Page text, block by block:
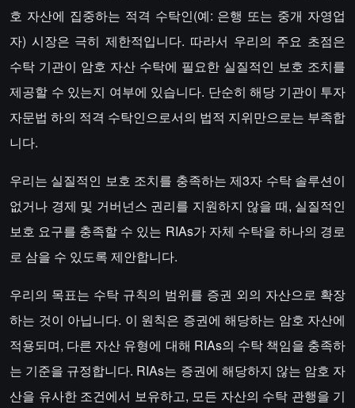
호 자산에 집중하는 적격 수탁인(예: 은행 또는 중개 자영업
자) 시장은 극히 제한적입니다. 따라서 우리의 주요 초점은
수탁 기관이 암호 자산 수탁에 필요한 실질적인 보호 조치를
제공할 수 있는지 여부에 있습니다. 단순히 해당 기관이 투자
자문법 하의 적격 수탁인으로서의 법적 지위만으로는 부족합
니다.
우리는 실질적인 보호 조치를 충족하는 제3자 수탁 솔루션이
없거나 경제 및 거버넌스 권리를 지원하지 않을 때, 실질적인
보호 요구를 충족할 수 있는 RIAs가 자체 수탁을 하나의 경로
로 삼을 수 있도록 제안합니다.
우리의 목표는 수탁 규칙의 범위를 증권 외의 자산으로 확장
하는 것이 아닙니다. 이 원칙은 증권에 해당하는 암호 자산에
적용되며, 다른 자산 유형에 대해 RIAs의 수탁 책임을 충족하
는 기준을 규정합니다. RIAs는 증권에 해당하지 않는 암호 자
산을 유사한 조건에서 보유하고, 모든 자산의 수탁 관행을 기